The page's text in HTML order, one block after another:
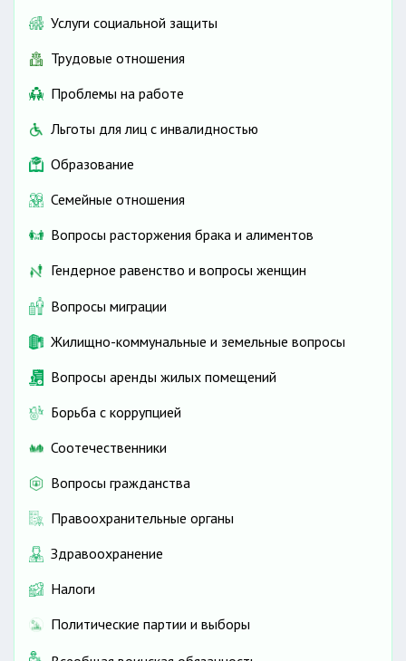
Услуги социальной защиты
Трудовые отношения
Проблемы на работе
Льготы для лиц с инвалидностью
Образование
Семейные отношения
Вопросы расторжения брака и алиментов
Гендерное равенство и вопросы женщин
Вопросы миграции
Жилищно-коммунальные и земельные вопросы
Вопросы аренды жилых помещений
Борьба с коррупцией
Соотечественники
Вопросы гражданства
Правоохранительные органы
Здравоохранение
Налоги
Политические партии и выборы